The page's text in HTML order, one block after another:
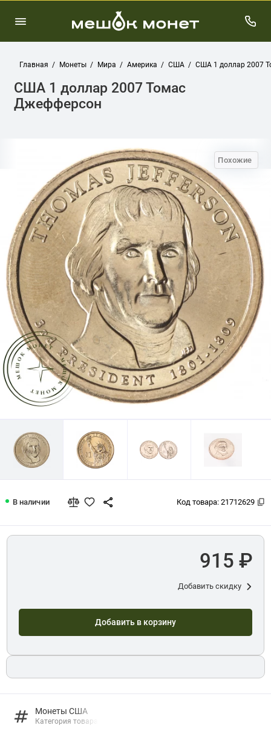
Главная Монеты Мира Америка США США 1 доллар 2007
США 1 доллар 2007 Томас
Джефферсон
Похожие
В наличии Код товара: 21712629
Монеты США
Категория товара
915 ₽
Добавить скидку
Добавить в корзину